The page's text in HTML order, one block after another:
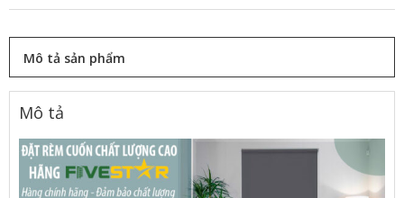
Mô tả sản phẩm
Mô tả